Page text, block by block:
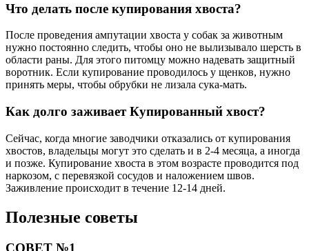
Что делать после купирования хвоста?
После проведения ампутации хвоста у собак за животным
нужно постоянно следить, чтобы оно не вылизывало шерсть в
области раны. Для этого питомцу можно надевать защитный
воротник. Если купирование проводилось у щенков, нужно
принять меры, чтобы обрубки не лизала сука-мать.
Как долго заживает Купированный хвост?
Сейчас, когда многие заводчики отказались от купирования
хвостов, владельцы могут это сделать и в 2-4 месяца, а иногда
и позже. Купирование хвоста в этом возрасте проводится под
наркозом, с перевязкой сосудов и наложением швов.
Заживление происходит в течение 12-14 дней.
Полезные советы
СОВЕТ №1